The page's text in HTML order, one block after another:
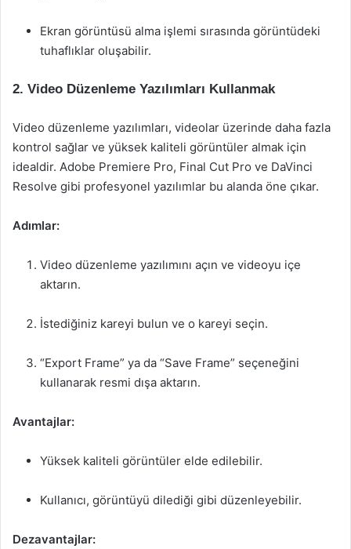
Ekran görüntüsü alma işlemi sırasında görüntüdeki
tuhaflıklar oluşabilir.
2. Video Düzenleme Yazılımları Kullanmak
Video düzenleme yazılımları, videolar üzerinde daha fazla
kontrol sağlar ve yüksek kaliteli görüntüler almak için
idealdir. Adobe Premiere Pro, Final Cut Pro ve DaVinci
Resolve gibi profesyonel yazılımlar bu alanda öne çıkar.
Adımlar:
Video düzenleme yazılımını açın ve videoyu içe
aktarın.
İstediğiniz kareyi bulun ve o kareyi seçin.
“Export Frame” ya da “Save Frame” seçeneğini
kullanarak resmi dışa aktarın.
Avantajlar:
Yüksek kaliteli görüntüler elde edilebilir.
Kullanıcı, görüntüyü dilediği gibi düzenleyebilir.
Dezavantajlar: